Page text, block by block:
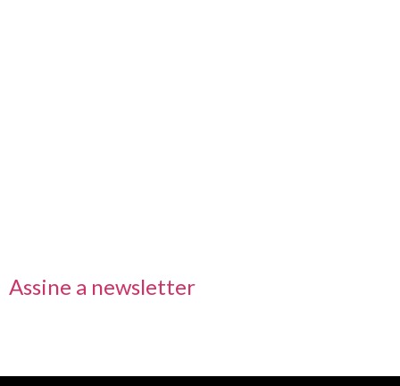
Assine a newsletter